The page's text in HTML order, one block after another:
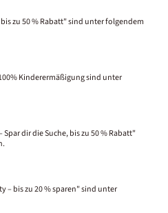
zu 50 % Rabatt" sind unter folgendem
Kinderermäßigung sind unter
Spar dir die Suche, bis zu 50 % Rabatt"
– bis zu 20 % sparen" sind unter